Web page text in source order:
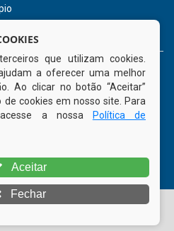
que utilizam cookies.
a oferecer uma melhor
Ao clicar no botão “Aceitar”
cookies em nosso site. Para
a nossa
Política de
Aceitar
Fechar